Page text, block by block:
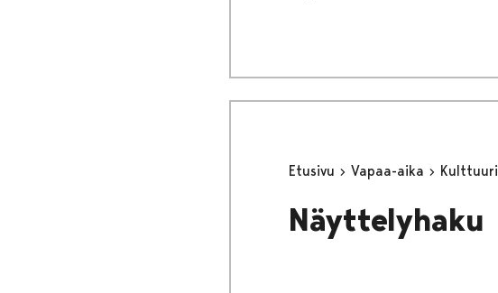
Etusivu Vapaa-aika Kulttuuri
Näyttelyhaku